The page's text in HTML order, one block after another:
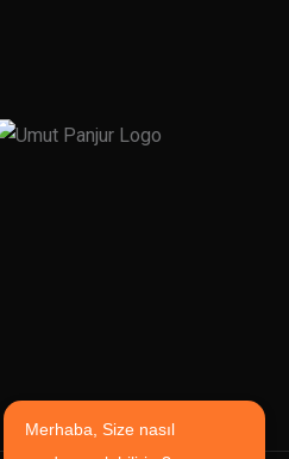
Merhaba, Size nasıl